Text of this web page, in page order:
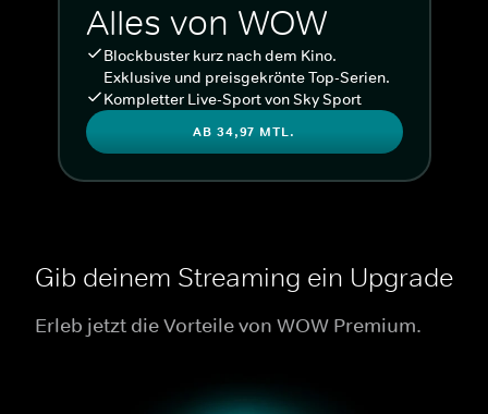
Alles von WOW
Blockbuster kurz nach dem Kino.
Exklusive und preisgekrönte Top-Serien.
Kompletter Live-Sport von Sky Sport
AB 34,97 MTL.
Gib deinem Streaming ein Upgrade
Erleb jetzt die Vorteile von WOW Premium.